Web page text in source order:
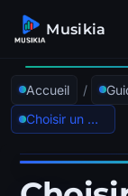
Musikia
Accueil /
Choisir un micro à ruban pour guitare électrique : guide budget et modèles populaires